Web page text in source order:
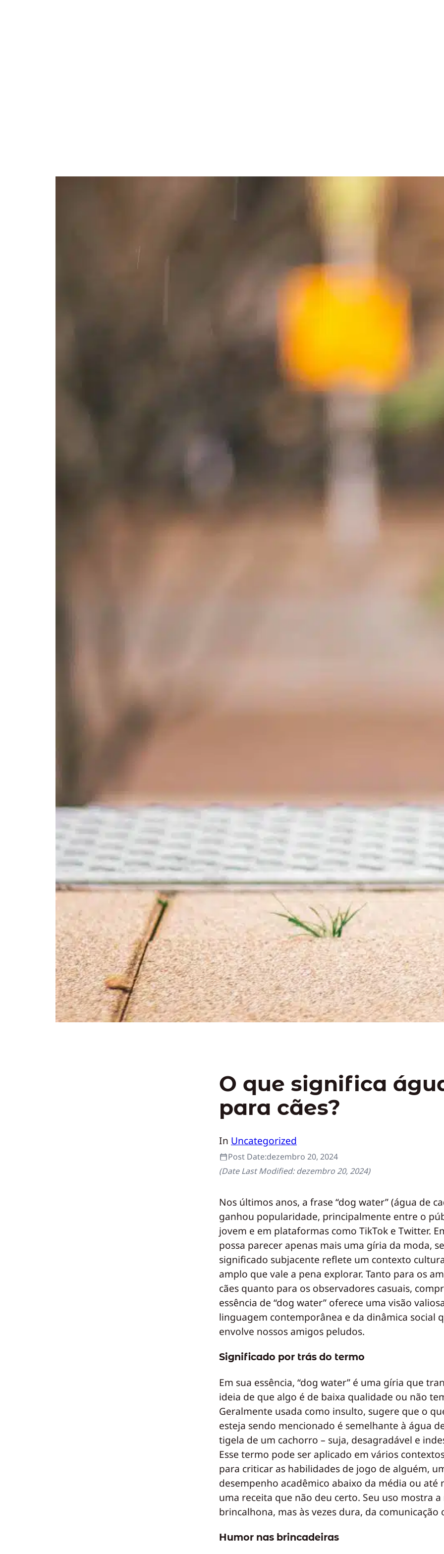
O que significa
para cães?
In Uncategorized
Post Date:dezembro 20, 2024
(Date Last Modified:dezembro 20, 2024)
Nos últimos anos, a frase “dog water” (água de
ganhou popularidade, principalmente entre o
jovem e em plataformas como TikTok e Twitter.
possa parecer apenas mais uma gíria da moda,
significado subjacente reflete um contexto
amplo que vale a pena explorar. Tanto para os
cães quanto para os observadores casuais,
essência de “dog water” oferece uma visão
linguagem contemporânea e da dinâmica social
envolve nossos amigos peludos.
Significado por trás do termo
Em sua essência, “dog water” é uma gíria que
ideia de que algo é de baixa qualidade ou não
Geralmente usada como insulto, sugere que o
esteja sendo mencionado é semelhante à água
tigela de um cachorro – suja, desagradável e
Esse termo pode ser aplicado em vários
para criticar as habilidades de jogo de alguém,
desempenho acadêmico abaixo da média ou até
uma receita que não deu certo. Seu uso mostra
brincalhona, mas às vezes dura, da comunicação
Humor nas brincadeiras